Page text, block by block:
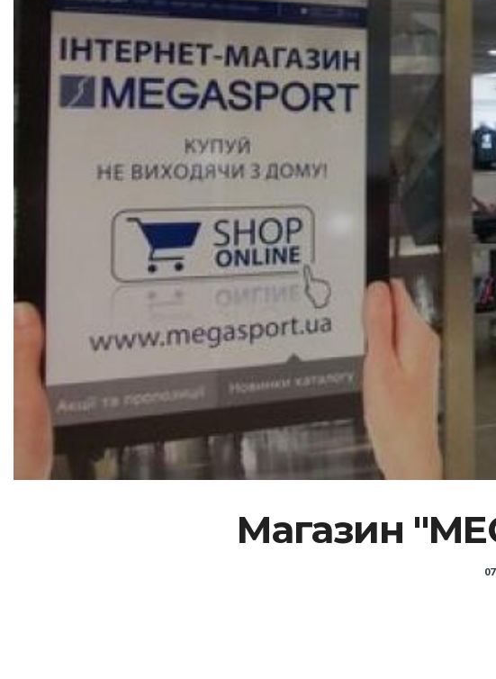
Магазин